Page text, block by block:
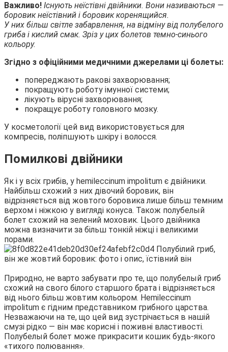
Важливо! Існують неїстівні двійники. Вони називаються —
боровик неїстівний і боровик коренящийся.
У них більш світле забарвлення, на відміну від полубелого
гриба і кислий смак. Зріз у цих болетов темно-синього
кольору.
Згідно з офіційними медичними джерелами ці болеты:
попереджають ракові захворювання;
покращують роботу імунної системи;
лікують вірусні захворювання;
покращує роботу головного мозку.
У косметології цей вид використовується для
компресів, поліпшують шкіру і волосся.
Помилкові двійники
Як і у всіх грибів, у hemileccinum impolitum є двійники.
Найбільш схожий з них дівочий боровик, він
відрізняється від жовтого боровика лише більш темним
верхом і ніжкою у вигляді конуса. Також полубелый
болет схожий на зелений моховик. Цього двійника
можна визначити за більш тонкій ніжці і великими
порами.
Природно, не варто забувати про те, що полубелый гриб
схожий на свого білого старшого брата і відрізняється
від нього більш жовтим кольором. Hemileccinum
impolitum є гідним представником грибного царства.
Незважаючи на те, що цей вид зустрічається в нашій
смузі рідко — він має корисні і поживні властивості.
Полубелый болет може прикрасити кошик будь-якого
«тихого полювання».